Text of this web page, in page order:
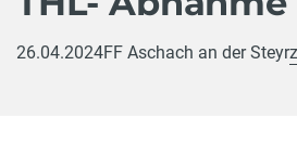
26.04.2024FF Aschach an der Steyr